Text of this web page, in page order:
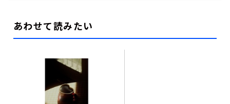
あわせて読みたい